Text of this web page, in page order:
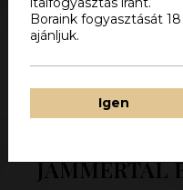
JAMMERTAL
Boraink fogyasztását
ajánljuk.
Igen